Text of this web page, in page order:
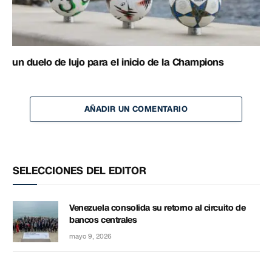
un duelo de lujo para el inicio de la Champions
AÑADIR UN COMENTARIO
SELECCIONES DEL EDITOR
Venezuela consolida su retorno al circuito de
bancos centrales
mayo 9, 2026